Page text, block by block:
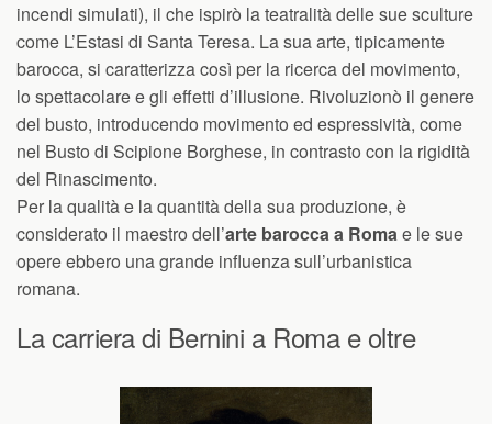
incendi simulati), il che ispirò la teatralità delle sue sculture
come L’Estasi di Santa Teresa. La sua arte, tipicamente
barocca, si caratterizza così per la ricerca del movimento,
lo spettacolare e gli effetti d’illusione. Rivoluzionò il genere
del busto, introducendo movimento ed espressività, come
nel Busto di Scipione Borghese, in contrasto con la rigidità
del Rinascimento.
Per la qualità e la quantità della sua produzione, è
considerato il maestro dell’arte barocca a Romae le sue
opere ebbero una grande influenza sull’urbanistica
romana.
La carriera di Bernini a Roma e oltre